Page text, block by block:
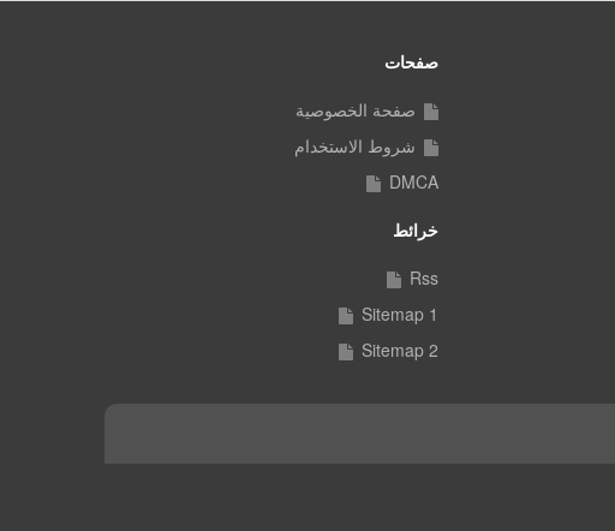
صفحات
صفحة الخصوصية
شروط الاستخدام
DMCA
خرائط
Rss
Sitemap 1
Sitemap 2